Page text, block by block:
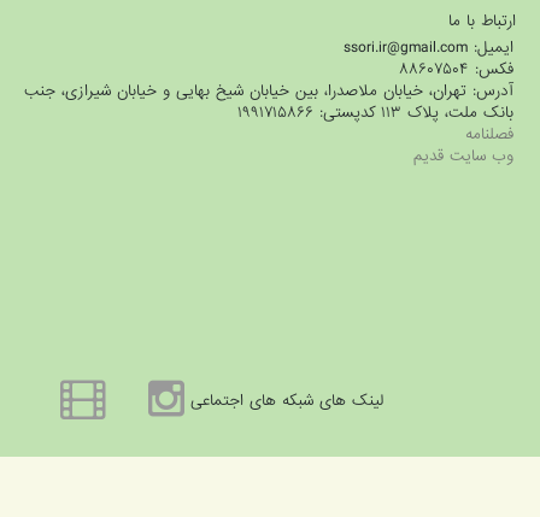
ارتباط با ما
ایمیل: ssori.ir@gmail.com
فکس: ۸۸۶۰۷۵۰۴
آدرس: تهران، خیابان ملاصدرا، بین خیابان شیخ بهایی و خیابان شیرازی، جنب
بانک ملت، پلاک ۱۱۳ کدپستی: ۱۹۹۱۷۱۵۸۶۶
فصلنامه
وب سایت قدیم
لینک های شبکه های اجتماعی